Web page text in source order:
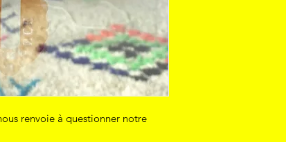
renvoie à questionner notre